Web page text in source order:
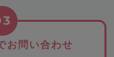
お問い合わせ